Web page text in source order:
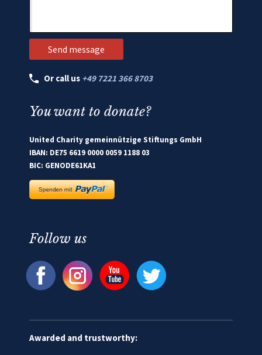
Or call us +49 7221 366 8703
You want to donate?
United Charity gemeinnützige Stiftungs GmbH
IBAN: DE75 6619 0000 0059 1188 03
BIC: GENODE61KA1
Follow us
Awarded and trustworthy: